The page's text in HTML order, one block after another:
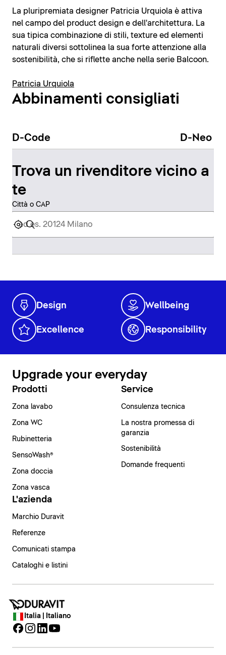
La pluripremiata designer Patricia Urquiola è attiva
nel campo del product design e dell'architettura. La
sua tipica combinazione di stili, texture ed elementi
naturali diversi sottolinea la sua forte attenzione alla
sostenibilità, che si riflette anche nella serie Balcoon.
Patricia Urquiola
Abbinamenti consigliati
D-Code D-Neo
Trova un rivenditore vicino a
te
Città o CAP
Design Wellbeing
Excellence Responsibility
Upgrade your everyday
Prodotti
Zona lavabo
Zona WC
Rubinetteria
SensoWash®
Zona doccia
Zona vasca
Service
Consulenza tecnica
La nostra promessa di
garanzia
Sostenibilità
Domande frequenti
L'azienda
Marchio Duravit
Referenze
Comunicati stampa
Cataloghi e listini
Italia | Italiano